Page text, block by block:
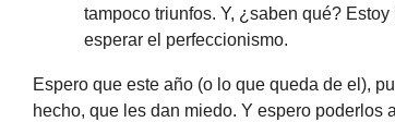
tampoco triunfos. Y, ¿saben qué?
esperar el perfeccionismo.
Espero que este año (o lo que queda de el),
hecho, que les dan miedo. Y espero poderlos